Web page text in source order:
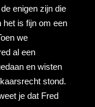
enigen zijn die
het is fijn om een
we
al een
en wisten
stond.
je dat Fred